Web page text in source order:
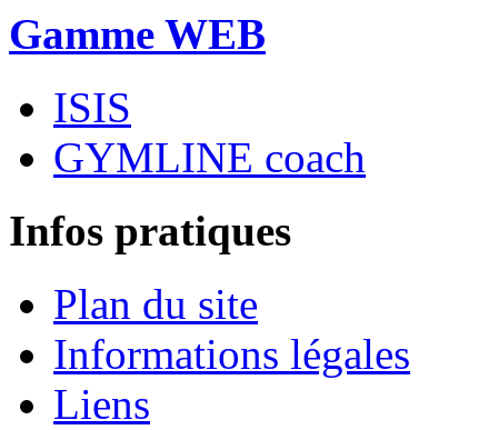
Gamme WEB
ISIS
GYMLINE coach
Infos pratiques
Plan du site
Informations légales
Liens